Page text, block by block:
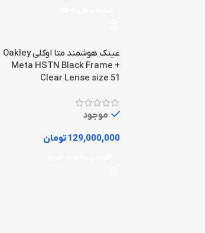
عینک هوشمند متا اوکلی Oakley
Meta HSTN Black Frame +
Clear Lense size 51
موجود
129,000,000تومان